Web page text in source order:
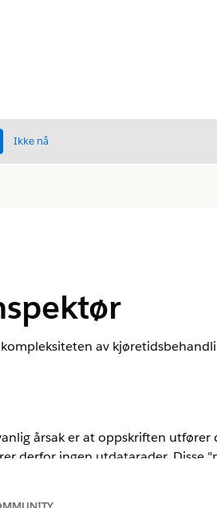
Ikke nå
av
årsak er at oppskriften utfører
derfor ingen utdatarader. Disse